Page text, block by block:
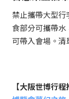
禁止攜帶大型
食部分可攜帶
可帶入會場。清
【大阪世博行程